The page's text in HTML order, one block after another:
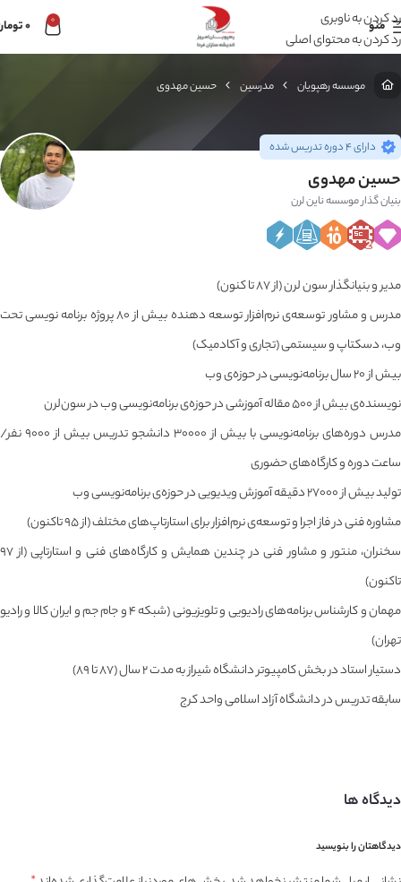
رد کردن به ناوبری
رد کردن به محتوای اصلی
منو 0
0
موسسه رهپویان مدرسین حسین مهدوی
دارای 4 دوره تدریس شده
حسین مهدوی
بنیان گذار موسسه ناین لرن
مدیر و بنیانگذار سون لرن (از ۸۷ تا کنون)
مدرس و مشاور توسعه‌ی نرم‌افزار توسعه دهنده بیش از ۸۰ پروژه برنامه نویسی تحت
وب، دسکتاپ و سیستمی (تجاری و آکادمیک)
بیش از ۲۰ سال برنامه‌نویسی در حوزه‌ی وب
نویسنده‌ی بیش از ۵۰۰ مقاله آموزشی در حوزه‌ی برنامه‌نویسی وب در سون‌لرن
مدرس دوره‌های برنامه‌نویسی با بیش از ۳۰۰۰۰ دانشجو تدریس بیش از ۹۰۰۰ نفر/
ساعت دوره و کارگاه‌های حضوری
تولید بیش از ۲۷۰۰۰ دقیقه آموزش ویدیویی در حوزه‌ی برنامه‌نویسی وب
مشاوره‌ فنی در فاز اجرا و توسعه‌ی نرم‌افزار برای استارتاپ‌های مختلف (از ۹۵ تاکنون)
سخنران، منتور و مشاور فنی در چندین همایش و کارگاه‌های فنی و استارتاپی (از ۹۷
تاکنون)
مهمان و کارشناس برنامه‌های رادیویی و تلویزیونی (شبکه ۴ و جام جم و ایران کالا و رادیو
تهران)
دستیار استاد در بخش کامپیوتر دانشگاه شیراز به مدت ۲ سال (۸۷ تا ۸۹)
سابقه تدریس در دانشگاه آزاد اسلامی واحد کرج
دیدگاه ها
دیدگاهتان را بنویسید